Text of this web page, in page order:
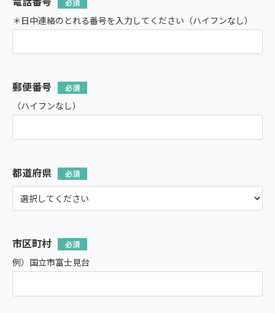
＊日中連絡のとれる番号を入力してください（ハイフンなし）
郵便番号
（ハイフンなし）
都道府県
市区町村
例）国立市富士見台